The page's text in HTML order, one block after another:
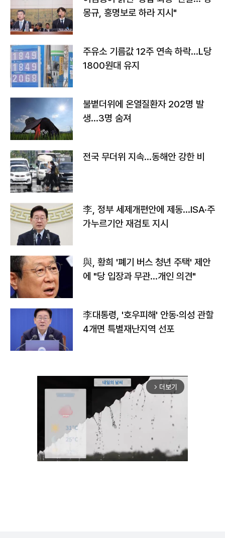
몽규, 홍명보로 하라 지시"
주유소 기름값 12주 연속 하락…L당
1800원대 유지
불볕더위에 온열질환자 202명 발
생…3명 숨져
전국 무더위 지속…동해안 강한 비
李, 정부 세제개편안에 제동…ISA·주
가누르기안 재검토 지시
與, 황희 '폐기 버스 청년 주택' 제안
에 "당 입장과 무관…개인 의견"
李대통령, '호우피해' 안동·의성 관할
4개면 특별재난지역 선포
arrow_forward_ios 더보기